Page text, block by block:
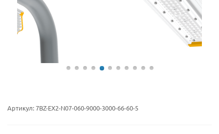
Артикул:7BZ-EX2-N07-060-9000-3000-66-60-5